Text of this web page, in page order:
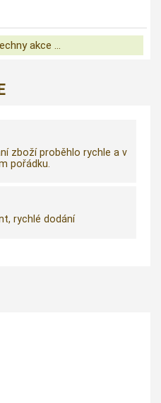
akce ...
zboží proběhlo rychle a v
pořádku.
rychlé dodání